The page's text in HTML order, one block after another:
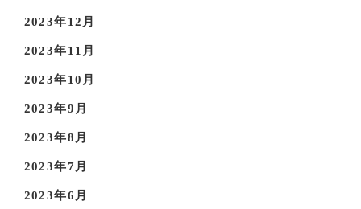
2023年12月
2023年11月
2023年10月
2023年9月
2023年8月
2023年7月
2023年6月